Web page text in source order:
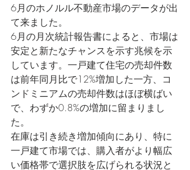
6月のホノルル不動産市場のデータが出
て来ました。
6月の月次統計報告書によると、市場は
安定と新たなチャンスを示す兆候を示
しています。一戸建て住宅の売却件数
は前年同月比で12%増加した一方、コ
ンドミニアムの売却件数はほぼ横ばい
で、わずか0.8%の増加に留まりまし
た。
在庫は引き続き増加傾向にあり、特に
一戸建て市場では、購入者がより幅広
い価格帯で選択肢を広げられる状況と